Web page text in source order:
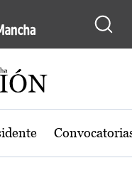
Castilla-La